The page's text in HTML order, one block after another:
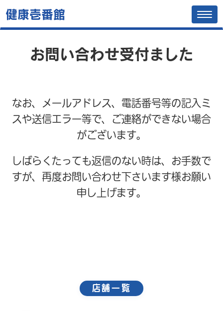
健康壱番館
お問い合わせ受付ました
なお、メールアドレス、電話番号等の記入ミ
スや送信エラー等で、ご連絡ができない場合
がございます。
しばらくたっても返信のない時は、お手数で
すが、再度お問い合わせ下さいます様お願い
申し上げます。
店舗一覧